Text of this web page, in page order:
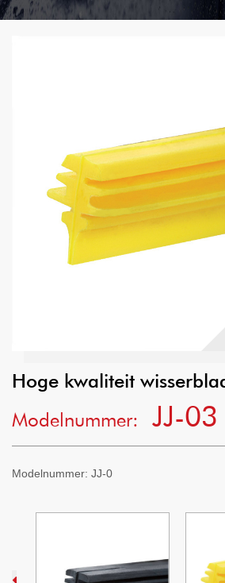
Hoge kwaliteit
Modelnummer:
JJ-03
Modelnummer: JJ-0